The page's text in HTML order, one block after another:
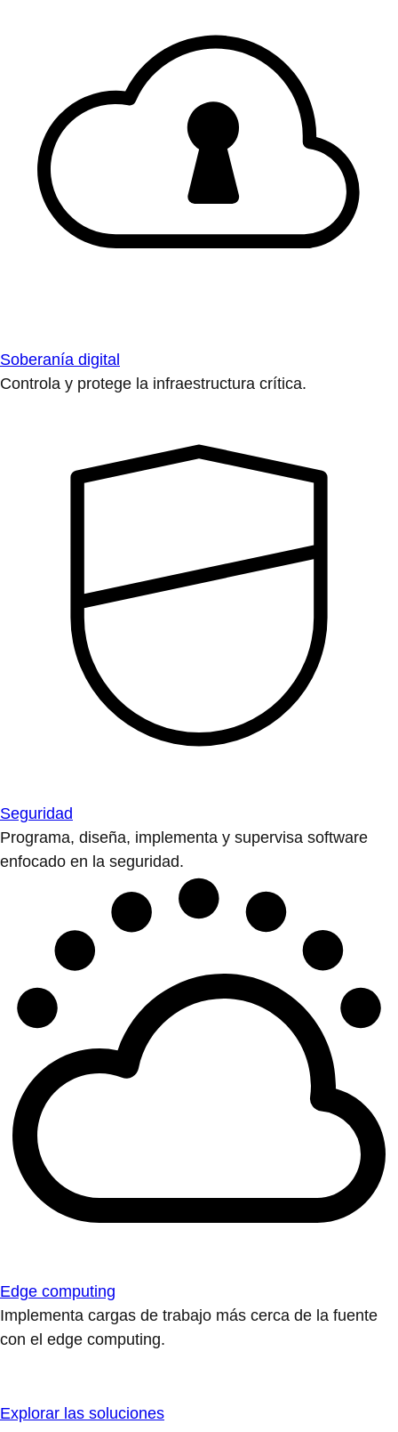
Soberanía digital
Controla y protege la infraestructura crítica.
Seguridad
Programa, diseña, implementa y supervisa software
enfocado en la seguridad.
Edge computing
Implementa cargas de trabajo más cerca de la fuente
con el edge computing.
Explorar las soluciones